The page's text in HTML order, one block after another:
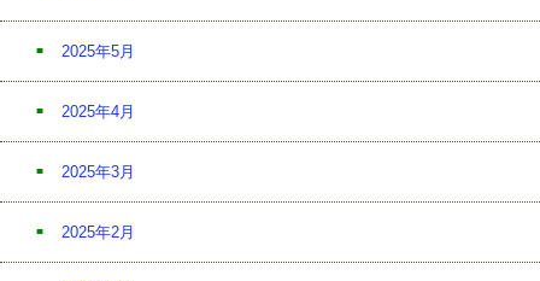
2025年5月
2025年4月
2025年3月
2025年2月